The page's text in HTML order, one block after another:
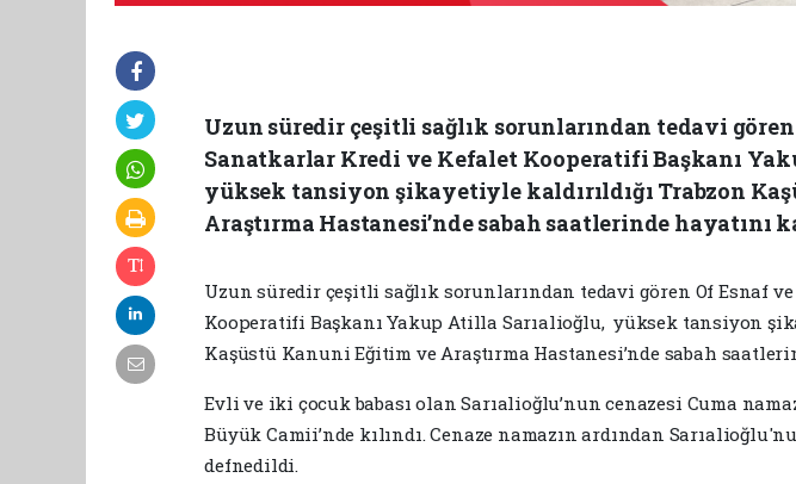
Uzun süredir çeşitli sağlık sorunlarından tedavi
Sanatkarlar Kredi ve Kefalet Kooperatifi Başkanı
yüksek tansiyon şikayetiyle kaldırıldığı Trabzon
Araştırma Hastanesi’nde sabah saatlerinde hayatını
Uzun süredir çeşitli sağlık sorunlarından tedavi gören Of Esnaf
Kooperatifi Başkanı Yakup Atilla Sarıalioğlu, yüksek tansiyon
Kaşüstü Kanuni Eğitim ve Araştırma Hastanesi’nde sabah
Evli ve iki çocuk babası olan Sarıalioğlu’nun cenazesi Cuma
Büyük Camii’nde kılındı. Cenaze namazın ardından
defnedildi.